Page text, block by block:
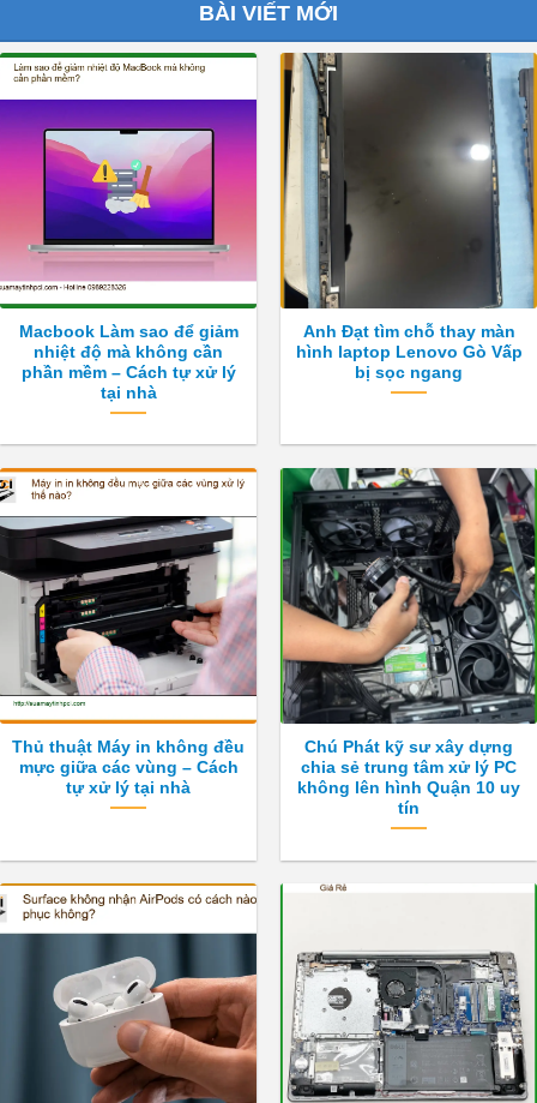
BÀI VIẾT MỚI
Macbook Làm sao để giảm
nhiệt độ mà không cần
phần mềm – Cách tự xử lý
tại nhà
Anh Đạt tìm chỗ thay màn
hình laptop Lenovo Gò Vấp
bị sọc ngang
Thủ thuật Máy in không đều
mực giữa các vùng – Cách
tự xử lý tại nhà
Chú Phát kỹ sư xây dựng
chia sẻ trung tâm xử lý PC
không lên hình Quận 10 uy
tín